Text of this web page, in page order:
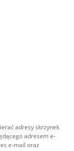
adresy skrzynek
adresem e-
e-mail oraz